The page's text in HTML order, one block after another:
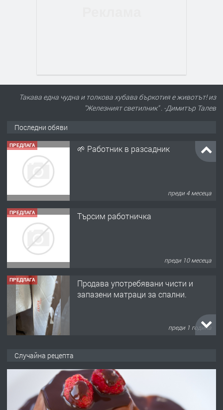
Такава една чудна и толкова хубава бъркотия е животът! из
"Железният светилник" . -Димитър Талев
Последни обяви
ПРЕДЛАГА 🌱 Работник в разсадник
преди 4 месеца
ПРЕДЛАГА Търсим работничка
преди 10 месеца
ПРЕДЛАГА
Продава употребявани чисти и
запазени матраци за спални.
преди 1 година
Случайна рецепта